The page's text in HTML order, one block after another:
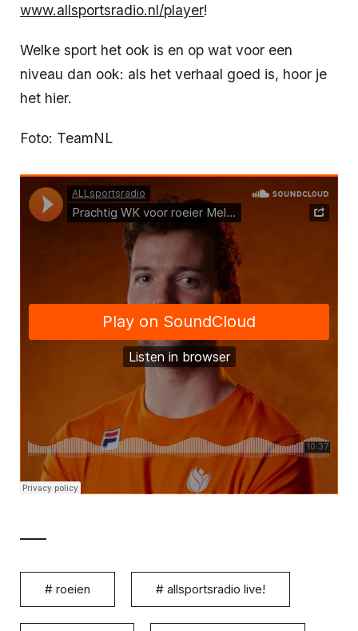
www.allsportsradio.nl/player!
Welke sport het ook is en op wat voor een
niveau dan ook: als het verhaal goed is, hoor je
het hier.
Foto: TeamNL
# roeien # allsportsradio live!